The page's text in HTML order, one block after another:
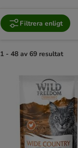
Filtrera enligt
1 - 48 av 69 resultat